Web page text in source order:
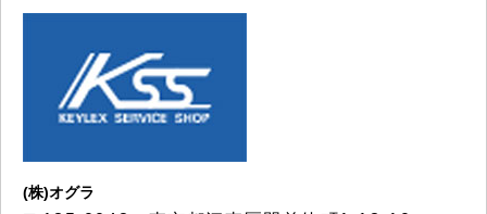
(株)オグラ